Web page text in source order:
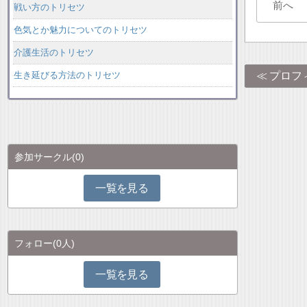
前へ
プロフ
戦い方のトリセツ
色気とか魅力についてのトリセツ
介護生活のトリセツ
生き延びる方法のトリセツ
参加サークル(0)
一覧を見る
フォロー(0人)
一覧を見る